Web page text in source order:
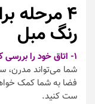
۴ مرحله
رنگ مبل
۱- اتاق خود را بررسی کنید و سبک کلی آن را مشخص کنید.
شما می‌تواند مدرن،
فضا به شما کمک
ست کنید.